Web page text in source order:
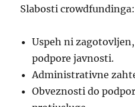
Slabosti crowdfundinga:
Uspeh ni
podpore javnosti.
Administrativne
Obveznosti do